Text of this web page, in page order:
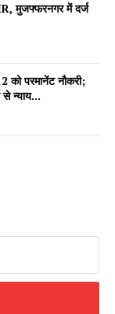
AIN
मुजफ्फरनगर में दर्ज
परमानेंट नौकरी;
न्याय...